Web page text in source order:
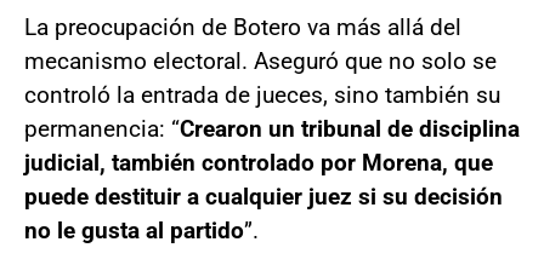
La preocupación de Botero va más allá del
mecanismo electoral. Aseguró que no solo se
controló la entrada de jueces, sino también su
permanencia: “Crearon un tribunal de disciplina
judicial, también controlado por Morena, que
puede destituir a cualquier juez si su decisión
no le gusta al partido”.